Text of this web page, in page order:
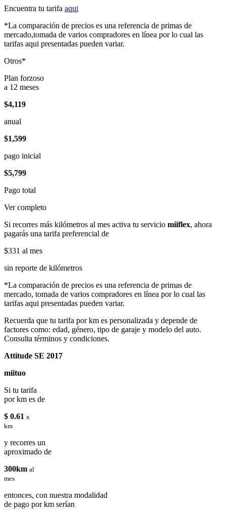
Encuentra tu tarifa aqui
*La comparación de precios es una referencia de primas de
mercado,tomada de varios compradores en línea por lo cual las
tarifas aqui presentadas pueden variar.
Otros*
Plan forzoso
a 12 meses
$4,119
anual
$1,599
pago inicial
$5,799
Pago total
Ver completo
Si recorres más kilómetros al mes activa tu servicio miiflex, ahora
pagarás una tarifa preferencial de
$331 al mes
sin reporte de kilómetros
*La comparación de precios es una referencia de primas de
mercado, tomada de varios compradores en línea por lo cual las
tarifas aqui presentadas pueden variar.
Recuerda que tu tarifa por km es personalizada y depende de
factores como: edad, género, tipo de garaje y modelo del auto.
Consulta términos y condiciones.
Attitude SE 2017
miituo
Si tu tarifa
por km es de
$ 0.61 x
km
y recorres un
aproximado de
300km al
mes
entonces, con nuestra modalidad
de pago por km serían